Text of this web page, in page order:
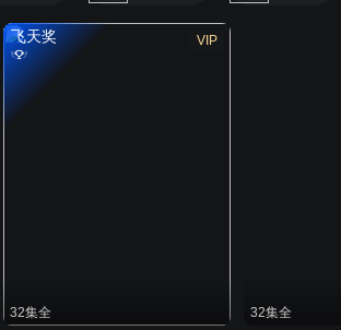
VIP
飞天奖
32集全 32集全